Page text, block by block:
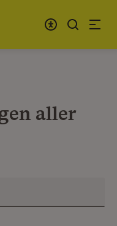
aller